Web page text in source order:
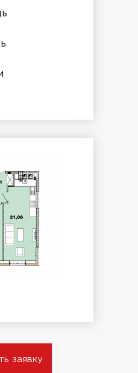
заявку